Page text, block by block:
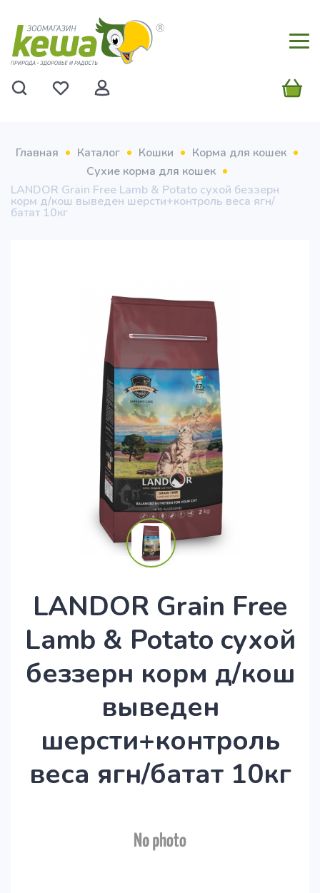
Главная Каталог Кошки
Корма для кошек
Сухие корма для кошек
LANDOR Grain Free Lamb & Potato cухой беззерн
корм д/кош выведен шерсти+контроль веса ягн/
батат 10кг
LANDOR Grain Free
Lamb & Potato cухой
беззерн корм д/кош
выведен
шерсти+контроль
веса ягн/батат 10кг